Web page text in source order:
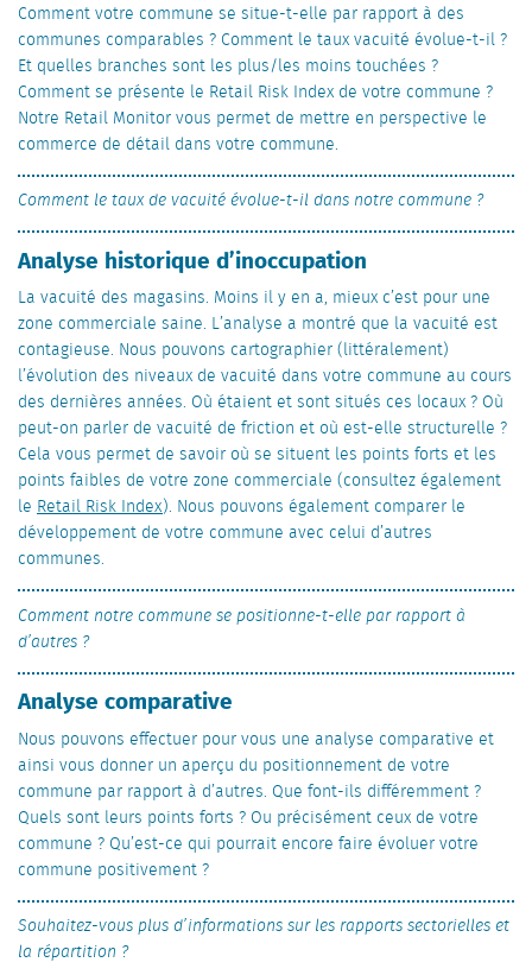
Comment votre commune se situe-t-elle par rapport à des
communes comparables ? Comment le taux vacuité évolue-t-il ?
Et quelles branches sont les plus/les moins touchées ?
Comment se présente le Retail Risk Index de votre commune ?
Notre Retail Monitor vous permet de mettre en perspective le
commerce de détail dans votre commune.
Comment le taux de vacuité évolue-t-il dans notre commune ?
Analyse historique d’inoccupation
La vacuité des magasins. Moins il y en a, mieux c’est pour une
zone commerciale saine. L’analyse a montré que la vacuité est
contagieuse. Nous pouvons cartographier (littéralement)
l’évolution des niveaux de vacuité dans votre commune au cours
des dernières années. Où étaient et sont situés ces locaux ? Où
peut-on parler de vacuité de friction et où est-elle structurelle ?
Cela vous permet de savoir où se situent les points forts et les
points faibles de votre zone commerciale (consultez également
le Retail Risk Index). Nous pouvons également comparer le
développement de votre commune avec celui d’autres
communes.
Comment notre commune se positionne-t-elle par rapport à
d’autres ?
Analyse comparative
Nous pouvons effectuer pour vous une analyse comparative et
ainsi vous donner un aperçu du positionnement de votre
commune par rapport à d’autres. Que font-ils différemment ?
Quels sont leurs points forts ? Ou précisément ceux de votre
commune ? Qu’est-ce qui pourrait encore faire évoluer votre
commune positivement ?
Souhaitez-vous plus d’informations sur les rapports sectorielles et
la répartition ?